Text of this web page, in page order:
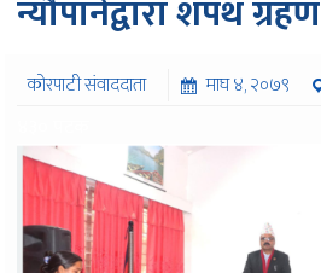
न्यौपानेद्वारा शपथ ग्रहण
कोरपाटी संवाददाता माघ ४, २०७९